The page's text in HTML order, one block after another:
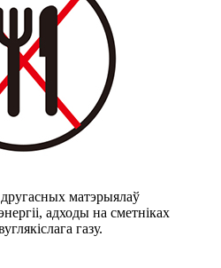
матэрыялаў
адходы на сметніках
газу.